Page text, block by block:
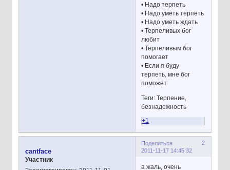
• Надо терпеть
• Надо уметь терпеть
• Надо уметь ждать
• Терпеливых бог
любит
• Терпеливым бог
помогает
• Если я буду
терпеть, мне бог
поможет
Теги: Терпение,
безнадежность
+1
Поделиться
2
2011-11-17 14:45:32
cantface
Участник
а жаль, очень